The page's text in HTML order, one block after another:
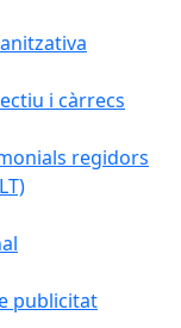
i càrrecs
regidors
publicitat